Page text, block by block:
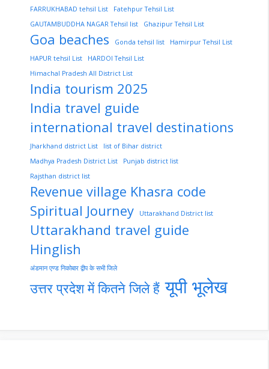
FARRUKHABAD tehsil List
Fatehpur Tehsil List
GAUTAMBUDDHA NAGAR Tehsil list
Ghazipur Tehsil List
Goa beaches Gonda tehsil list
Hamirpur Tehsil List
HAPUR tehsil List
HARDOI Tehsil List
Himachal Pradesh All District List
India tourism 2025
India travel guide
international travel destinations
Jharkhand district List
list of Bihar district
Madhya Pradesh District List
Punjab district list
Rajsthan district list
Revenue village Khasra code
Spiritual Journey
Uttarakhand District list
Uttarakhand travel guide
Hinglish
अंडमान एण्ड निकोबार द्वीप के सभी जिले
उत्तर प्रदेश में कितने जिले हैं यूपी भूलेख